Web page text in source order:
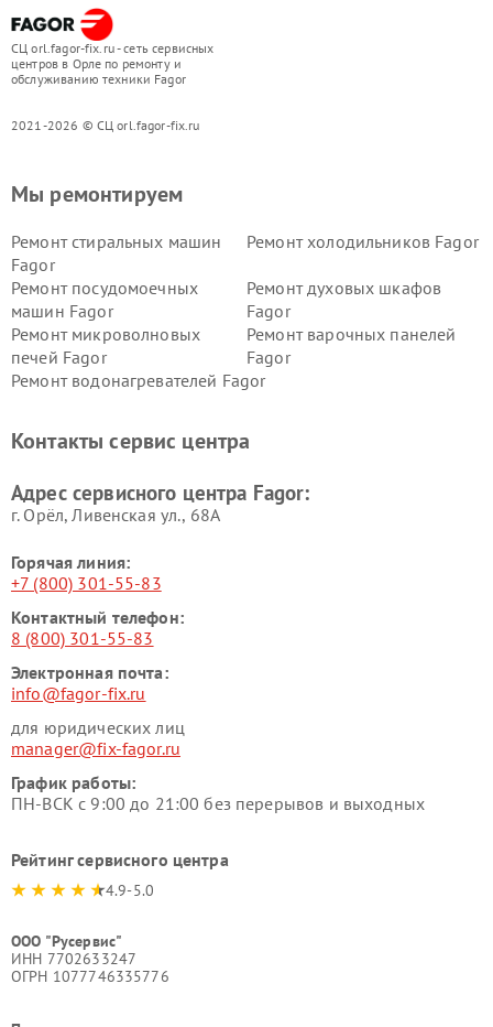
СЦ orl.fagor-fix.ru - сеть сервисных
центров в Орле по ремонту и
обслуживанию техники Fagor
2021-2026 © СЦ orl.fagor-fix.ru
Мы ремонтируем
Ремонт стиральных машин
Fagor
Ремонт холодильников Fagor
Ремонт посудомоечных
машин Fagor
Ремонт духовых шкафов
Fagor
Ремонт микроволновых
печей Fagor
Ремонт варочных панелей
Fagor
Ремонт водонагревателей Fagor
Контакты сервис центра
Адрес сервисного центра Fagor:
г. Орёл, Ливенская ул., 68А
Горячая линия:
+7 (800) 301-55-83
Контактный телефон:
8 (800) 301-55-83
Электронная почта:
info@fagor-fix.ru
для юридических лиц
manager@fix-fagor.ru
График работы:
ПН-ВСК с 9:00 до 21:00 без перерывов и выходных
Рейтинг сервисного центра
4.9-5.0
ООО "Русервис"
ИНН 7702633247
ОГРН 1077746335776